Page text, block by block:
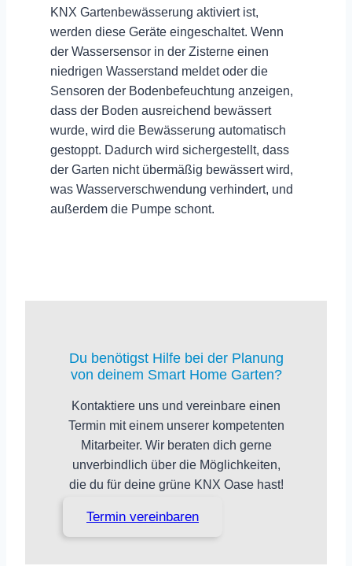
KNX Gartenbewässerung aktiviert ist,
werden diese Geräte eingeschaltet. Wenn
der Wassersensor in der Zisterne einen
niedrigen Wasserstand meldet oder die
Sensoren der Bodenbefeuchtung anzeigen,
dass der Boden ausreichend bewässert
wurde, wird die Bewässerung automatisch
gestoppt. Dadurch wird sichergestellt, dass
der Garten nicht übermäßig bewässert wird,
was Wasserverschwendung verhindert, und
außerdem die Pumpe schont.
Du benötigst Hilfe bei der Planung
von deinem Smart Home Garten?
Kontaktiere uns und vereinbare einen
Termin mit einem unserer kompetenten
Mitarbeiter. Wir beraten dich gerne
unverbindlich über die Möglichkeiten,
die du für deine grüne KNX Oase hast!
Termin vereinbaren